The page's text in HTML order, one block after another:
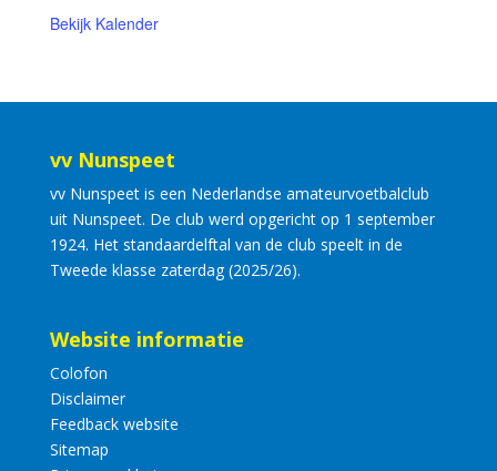
Bekijk Kalender
vv Nunspeet
vv Nunspeet is een Nederlandse amateurvoetbalclub
uit Nunspeet. De club werd opgericht op 1 september
1924. Het standaardelftal van de club speelt in de
Tweede klasse zaterdag (2025/26).
Website informatie
Colofon
Disclaimer
Feedback website
Sitemap